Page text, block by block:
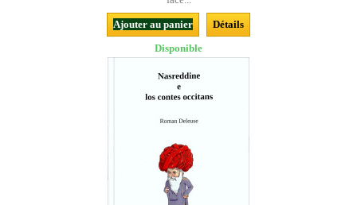
Ajouter au panier
Détails
Disponible